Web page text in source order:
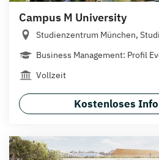
Campus M University
Studienzentrum München,
Business Management: Profil
Vollzeit
Kostenloses